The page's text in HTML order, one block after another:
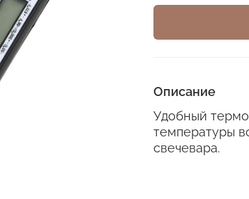
Описание
Удобный
температуры
свечевара.